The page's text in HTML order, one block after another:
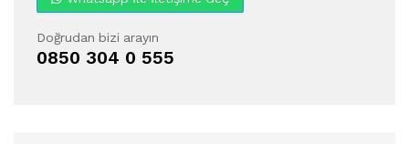
Doğrudan bizi arayın
0850 304 0 555